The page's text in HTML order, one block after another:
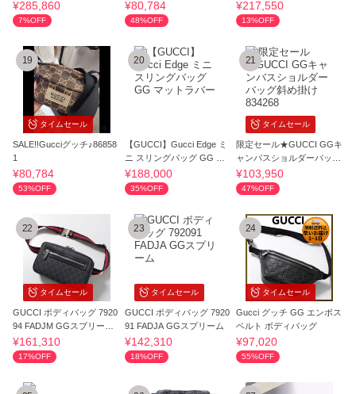
送料込
¥285,860
7%OFF
¥80,784
48%OFF
ーム
¥217,550
13%OFF
タイムセール
19
SALE!!Gucciグッチ♪86858
1
¥80,784
53%OFF
20
【GUCCI】Gucci Edge ミ
ニ スリングバッグ GG マ
ットラバー
¥188,000
35%OFF
タイムセール
21
限定セール★GUCCI GGキ
ャンバスショルダーバッグ
斜め掛け834268
¥103,950
47%OFF
タイムセール
22
GUCCI ボディバッグ 7920
94 FADJM GGスプリーム
キャンバス
¥161,310
17%OFF
タイムセール
23
GUCCI ボディバッグ 7920
91 FADJA GGスプリーム
¥142,310
18%OFF
タイムセール
24
Gucci グッチ GG エンボス
ベルト ボディバッグ
¥97,020
55%OFF